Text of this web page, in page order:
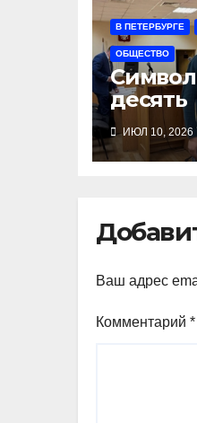
В ПЕТЕРБУРГЕ
ОБЩЕСТВО
десять
ИЮЛ 10, 2026
Ваш адрес
Комментарий *